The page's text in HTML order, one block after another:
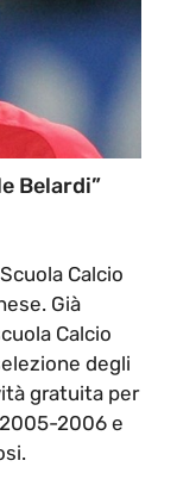
Belardi”
Calcio
Già
Calcio
degli
gratuita per
2006 e